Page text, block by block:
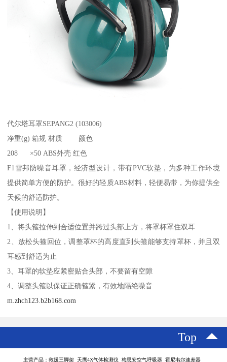
代尔塔耳罩SEPANG2 (103006)
净重(g) 箱规 材质 颜色
208 ×50 ABS外壳 红色
F1雪邦防噪音耳罩，经济型设计，带有PVC软垫，为多种工作环境
提供简单方便的防护。很好的轻质ABS材料，轻便易带，为你提供全
天候的舒适防护。
【使用说明】
1、将头箍拉伸到合适位置并跨过头部上方，将罩杯罩住双耳
2、放松头箍回位，调整罩杯的高度直到头箍能够支持罩杯，并且双
耳感到舒适为止
3、耳罩的软垫应紧密贴合头部，不要留有空隙
4、调整头箍以保证正确箍紧，有效地隔绝噪音
m.zhch123.b2b168.com
Top
主营产品：救援三脚架 天鹰4X气体检测仪 梅思安空气呼吸器 霍尼韦尔速差器